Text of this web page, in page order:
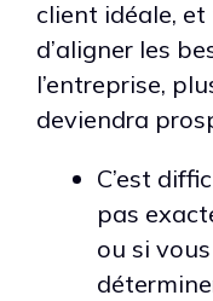
client idéale,
d’aligner les
l’entreprise,
deviendra
C’est
pas
ou si